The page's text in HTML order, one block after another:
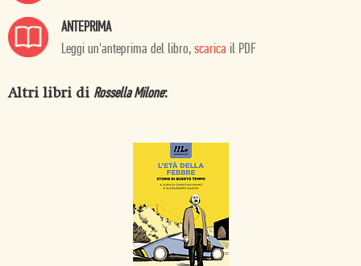
ANTEPRIMA
Leggi un'anteprima del libro, scarica il PDF
Altri libri di Rossella Milone: